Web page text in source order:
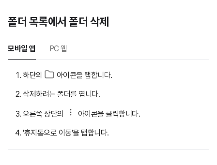
폴더 목록에서 폴더 삭제
모바일 앱 PC 웹
하단의 아이콘을 탭합니다.
삭제하려는 폴더를 엽니다.
오른쪽 상단의 아이콘을 클릭합니다.
'휴지통으로 이동'을 탭합니다.